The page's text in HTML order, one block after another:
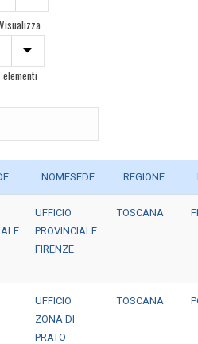
Visualizza
elementi
NOMESEDE REGIONE
UFFICIO
PROVINCIALE
FIRENZE
TOSCANA FI
UFFICIO
ZONA DI
PRATO -
TOSCANA